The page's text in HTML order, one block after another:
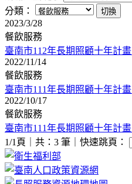
分類：
2023/3/28
餐飲服務
臺南市112年長期照顧十年計
2022/11/14
餐飲服務
臺南市111年長期照顧十年計
2022/10/17
餐飲服務
臺南市111年長期照顧十年計
1/1頁｜共：3 筆｜ 快速跳頁：